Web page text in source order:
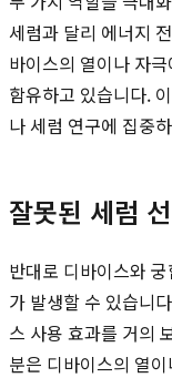
세럼과 달리 에너지
바이스의 열이나 자
함유하고 있습니다.
나 세럼 연구에 집중
잘못된 세럼
반대로 디바이스와
가 발생할 수 있습니
스 사용 효과를 거의
분은 디바이스의 열